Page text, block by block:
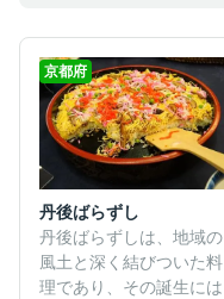
京都府
丹後ばらずし
丹後ばらずしは、地域の
風土と深く結びついた料
理であり、その誕生には